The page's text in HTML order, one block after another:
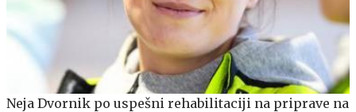
Neja Dvornik po uspešni rehabilitaciji na priprave na